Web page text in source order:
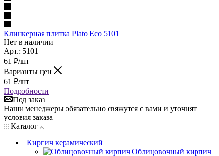
Клинкерная плитка Plato Eco 5101
Нет в наличии
Арт.: 5101
61 ₽/шт
Варианты цен
61 ₽/шт
Подробности
Под заказ
Наши менеджеры обязательно свяжутся с вами и уточнят
условия заказа
Каталог
Кирпич керамический
Облицовочный кирпич